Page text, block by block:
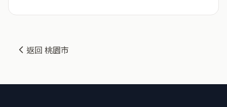
返回 桃園市